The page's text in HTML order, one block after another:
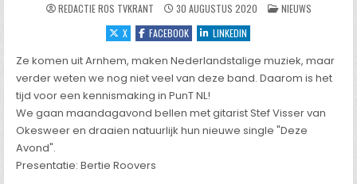
REDACTIE ROS TVKRANT 30 AUGUSTUS 2020 GEPLAATST
IN
NIEUWS
X
FACEBOOK LINKEDIN
Ze komen uit Arnhem, maken Nederlandstalige muziek, maar
verder weten we nog niet veel van deze band. Daarom is het
tijd voor een kennismaking in PunT NL!
We gaan maandagavond bellen met gitarist Stef Visser van
Okesweer en draaien natuurlijk hun nieuwe single "Deze
Avond".
Presentatie: Bertie Roovers